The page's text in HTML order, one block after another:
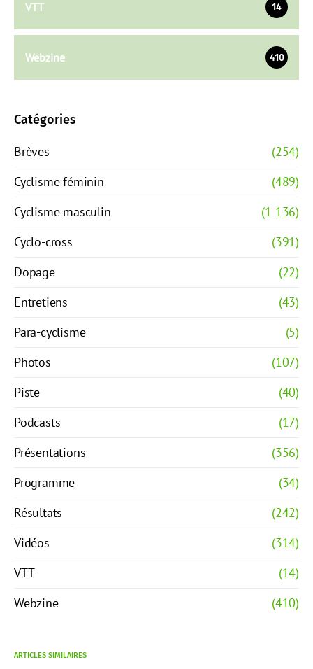
VTT 14
Webzine 410
Catégories
Brèves
(254)
Cyclisme féminin
(489)
Cyclisme masculin
(1 136)
Cyclo-cross
(391)
Dopage
(22)
Entretiens
(43)
Para-cyclisme
(5)
Photos
(107)
Piste
(40)
Podcasts
(17)
Présentations
(356)
Programme
(34)
Résultats
(242)
Vidéos
(314)
VTT
(14)
Webzine
(410)
ARTICLES SIMILAIRES